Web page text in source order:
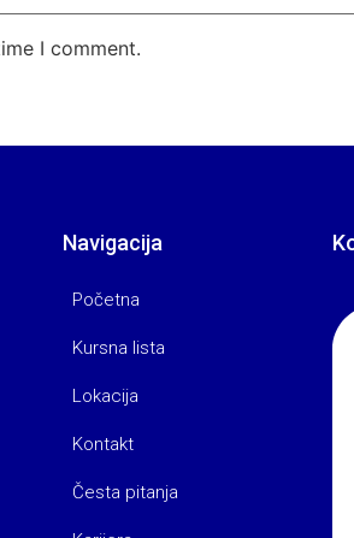
I comment.
Navigacija
Početna
Kursna lista
Lokacija
Kontakt
Česta pitanja